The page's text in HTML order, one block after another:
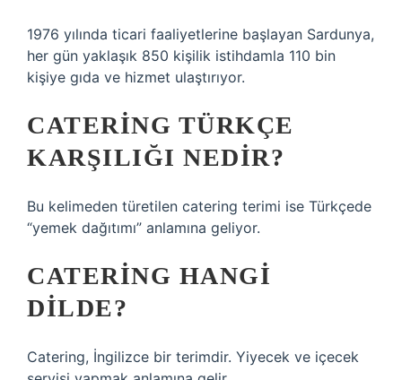
1976 yılında ticari faaliyetlerine başlayan Sardunya,
her gün yaklaşık 850 kişilik istihdamla 110 bin
kişiye gıda ve hizmet ulaştırıyor.
CATERING TÜRKÇE
KARŞILIĞI NEDIR?
Bu kelimeden türetilen catering terimi ise Türkçede
“yemek dağıtımı” anlamına geliyor.
CATERING HANGI
DILDE?
Catering, İngilizce bir terimdir. Yiyecek ve içecek